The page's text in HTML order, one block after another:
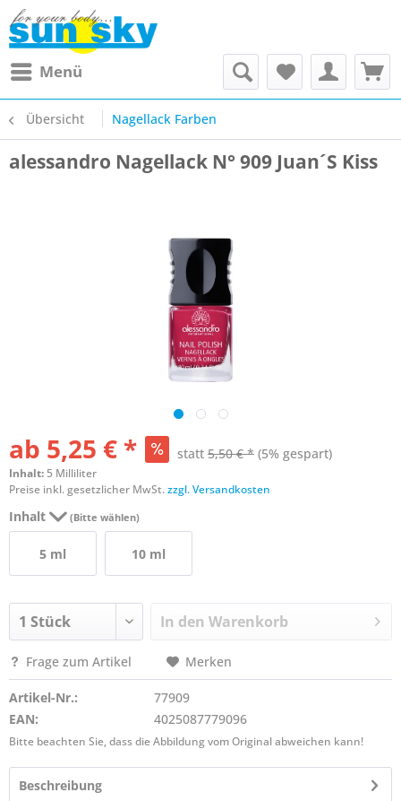
Menü
Übersicht Nagellack Farben
alessandro Nagellack N° 909 Juan´S Kiss
ab 5,25 € * statt 5,50 € * (5% gespart)
Inhalt: 5 Milliliter
Preise inkl. gesetzlicher MwSt.zzgl. Versandkosten
Inhalt (Bitte wählen)
5 ml 10 ml
In den Warenkorb
Frage zum Artikel Merken
Artikel-Nr.:
77909
EAN:
4025087779096
Bitte beachten Sie, dass die Abbildung vom Original abweichen kann!
Beschreibung